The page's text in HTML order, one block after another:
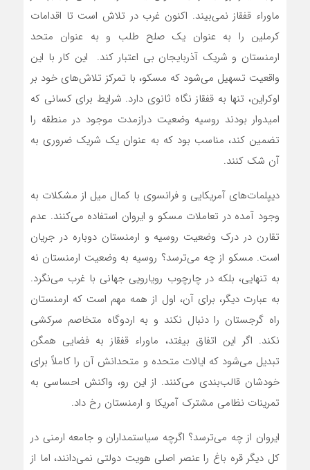
ماوراء قفقاز‌ نمی‌بیند. اکنون غرب در تلاش است تا اقدامات
کرملین را به عنوان یک صلح طلب و به عنوان متحد
ارمنستان و شریک آذربایجان بی اعتبار کند. این کار با این
واقعیت تسهیل‌ می‌شود که مسکو، با تمرکز تلاش‌های خود بر
اوکراین، تنها به قفقاز نگاه ثانوی دارد. شرایط برای کسانی که
امیدوار بودند روسیه وضعیت درازمدت موجود در منطقه را
تضمین کند، مناسب بود که به عنوان یک شریک ضروری به
آن شک کنند.
دیپلمات‌های آمریکایی و فرانسوی با کمال میل از مشکلات به
وجود آمده در تعاملات مسکو و ایروان استفاده‌ می‌کنند. عدم
تقارن در درک وضعیت روسیه و ارمنستان دوباره در جریان
است. مسکو از چه‌ می‌ترسد؟ روسیه به وضعیت ارمنستان نه
به تنهایی، بلکه در چارچوب رویارویی جهانی با غرب‌ می‌نگرد.
به عبارت دیگر، برای آن، اول از همه مهم است که ارمنستان
راه گرجستان را دنبال نکند و به اردوگاه متخاصم سرکشی
نکند. اگر این اتفاق بیفتد، ماوراء قفقاز به فضایی همگن
تبدیل می‌شود که ایالات متحده و متحدانش آن را کاملاً برای
خودشان قالب‌بندی می‌کنند. از این رو، واکنش احساسی به
تمرینات نظامی مشترک آمریکا و ارمنستان رخ داد.
ایروان از چه‌ می‌ترسد؟ اگرچه سیاستمداران و جامعه ارمنی در
کل دیگر قره باغ را عنصر اصلی هویت دولتی‌ نمی‌دانند، اما از